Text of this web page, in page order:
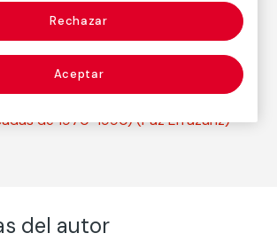
de Chile, 1944
de 1970-1990)(Paz Errázuriz)
del autor
Rechazar
Aceptar